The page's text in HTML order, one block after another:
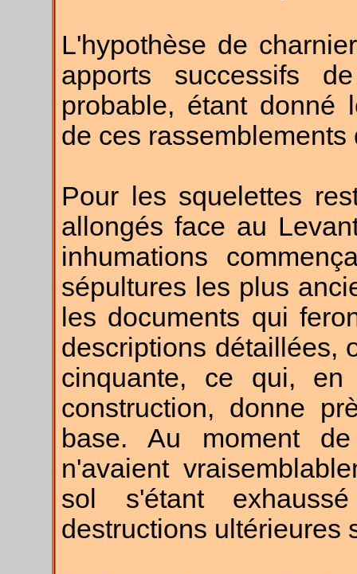
L'hypothèse de
apports successifs
probable, étant donné
de ces rassemblements
Pour les squelettes
allongés face au
inhumations
sépultures les plus
les documents qui
descriptions détaillées,
cinquante, ce qui,
construction, donne
base. Au moment
n'avaient
sol s'étant
destructions ultérieures